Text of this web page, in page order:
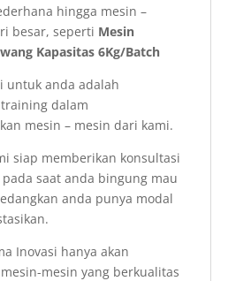
hingga mesin –
besar, seperti Mesin
Kapasitas 6Kg/Batch
untuk anda adalah
dalam
mesin – mesin dari kami.
siap memberikan konsultasi
saat anda bingung mau
anda punya modal
Inovasi hanya akan
mesin yang berkualitas